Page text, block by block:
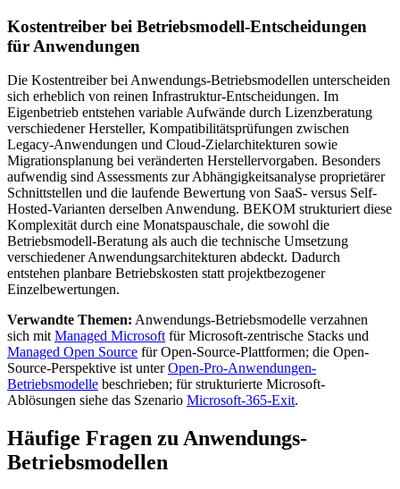
Kostentreiber bei Betriebsmodell-Entscheidungen
für Anwendungen
Die Kostentreiber bei Anwendungs-Betriebsmodellen unterscheiden
sich erheblich von reinen Infrastruktur-Entscheidungen. Im
Eigenbetrieb entstehen variable Aufwände durch Lizenzberatung
verschiedener Hersteller, Kompatibilitätsprüfungen zwischen
Legacy-Anwendungen und Cloud-Zielarchitekturen sowie
Migrationsplanung bei veränderten Herstellervorgaben. Besonders
aufwendig sind Assessments zur Abhängigkeitsanalyse proprietärer
Schnittstellen und die laufende Bewertung von SaaS- versus Self-
Hosted-Varianten derselben Anwendung. BEKOM strukturiert diese
Komplexität durch eine Monatspauschale, die sowohl die
Betriebsmodell-Beratung als auch die technische Umsetzung
verschiedener Anwendungsarchitekturen abdeckt. Dadurch
entstehen planbare Betriebskosten statt projektbezogener
Einzelbewertungen.
Verwandte Themen: Anwendungs-Betriebsmodelle verzahnen
sich mit Managed Microsoft für Microsoft-zentrische Stacks und
Managed Open Source für Open-Source-Plattformen; die Open-
Source-Perspektive ist unterOpen-Pro-Anwendungen-
Betriebsmodelle beschrieben; für strukturierte Microsoft-
Ablösungen siehe das Szenario Microsoft-365-Exit.
Häufige Fragen zu Anwendungs-
Betriebsmodellen